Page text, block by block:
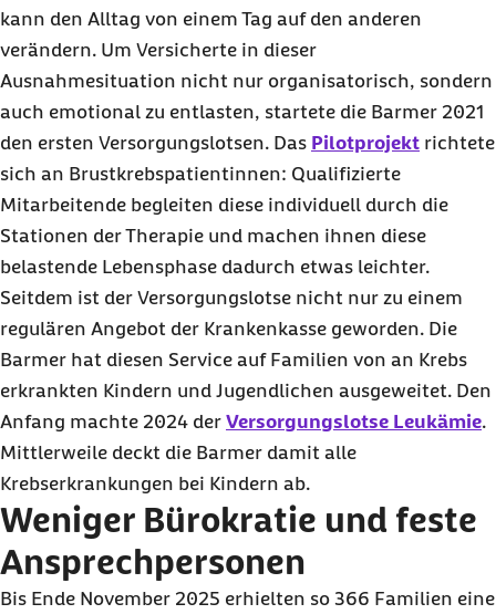
kann den Alltag von einem Tag auf den anderen
verändern. Um Versicherte in dieser
Ausnahmesituation nicht nur organisatorisch, sondern
auch emotional zu entlasten, startete die Barmer 2021
den ersten Versorgungslotsen. Das Pilotprojekt richtete
sich an Brustkrebspatientinnen: Qualifizierte
Mitarbeitende begleiten diese individuell durch die
Stationen der Therapie und machen ihnen diese
belastende Lebensphase dadurch etwas leichter.
Seitdem ist der Versorgungslotse nicht nur zu einem
regulären Angebot der Krankenkasse geworden. Die
Barmer hat diesen Service auf Familien von an Krebs
erkrankten Kindern und Jugendlichen ausgeweitet. Den
Anfang machte 2024 der Versorgungslotse Leukämie.
Mittlerweile deckt die Barmer damit alle
Krebserkrankungen bei Kindern ab.
Weniger Bürokratie und feste
Ansprechpersonen
Bis Ende November 2025 erhielten so 366 Familien eine